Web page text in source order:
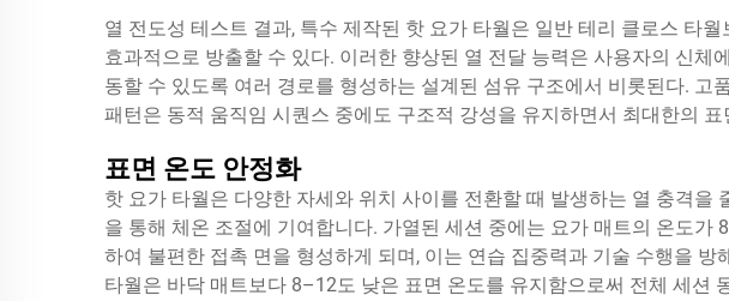
열 전도성 테스트 결과, 특수 제작된 핫 요가 타월은 일반 테리 클로스 타
효과적으로 방출할 수 있다. 이러한 향상된 열 전달 능력은 사용자의 신체
동할 수 있도록 여러 경로를 형성하는 설계된 섬유 구조에서 비롯된다. 고
패턴은 동적 움직임 시퀀스 중에도 구조적 강성을 유지하면서 최대한의
표면 온도 안정화
핫 요가 타월은 다양한 자세와 위치 사이를 전환할 때 발생하는 열 충격을
을 통해 체온 조절에 기여합니다. 가열된 세션 중에는 요가 매트의 온도가
하여 불편한 접촉 면을 형성하게 되며, 이는 연습 집중력과 기술 수행을 방
타월은 바닥 매트보다 8–12도 낮은 표면 온도를 유지함으로써 전체 세션